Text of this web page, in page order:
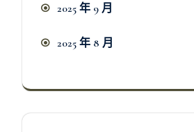
2025 年 9 月
2025 年 8 月